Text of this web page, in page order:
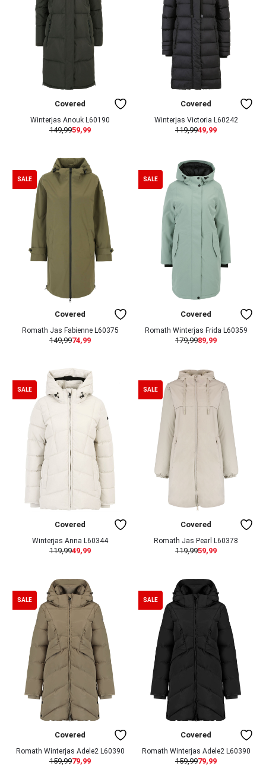
Covered
Winterjas Anouk L60190
149,9959,99
Covered
Winterjas Victoria L60242
119,9949,99
SALE
Covered
Romath Jas Fabienne L60375
149,9974,99
SALE
Covered
Romath Winterjas Frida L60359
179,9989,99
SALE
Covered
Winterjas Anna L60344
119,9949,99
SALE
Covered
Romath Jas Pearl L60378
119,9959,99
SALE
Covered
Romath Winterjas Adele2 L60390
159,9979,99
SALE
Covered
Romath Winterjas Adele2 L60390
159,9979,99